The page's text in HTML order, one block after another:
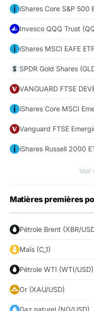
iShares Core S&P 500
Invesco QQQ Trust
iShares MSCI EAFE
SPDR Gold Shares
VANGUARD FTSE
iShares Core MSCI
Vanguard FTSE
iShares Russell 2000
Voir
Matières premières
Pétrole Brent (XBR/
Maïs (C_1)
Pétrole WTI (WTI/USD)
Or (XAU/USD)